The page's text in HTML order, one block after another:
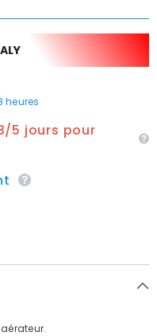
heures
5 jours pour